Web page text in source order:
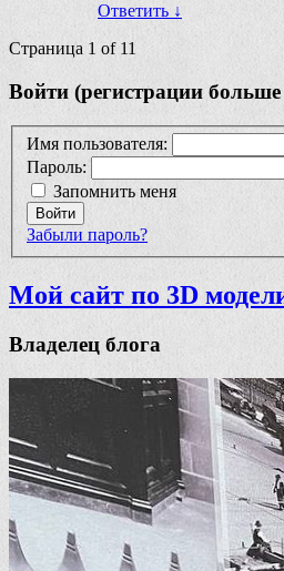
Ответить ↓
Страница 1 of 11
Войти (регистрации больше
Имя пользователя:
Пароль:
Запомнить меня
Войти
Забыли пароль?
Мой сайт по 3D
Владелец блога